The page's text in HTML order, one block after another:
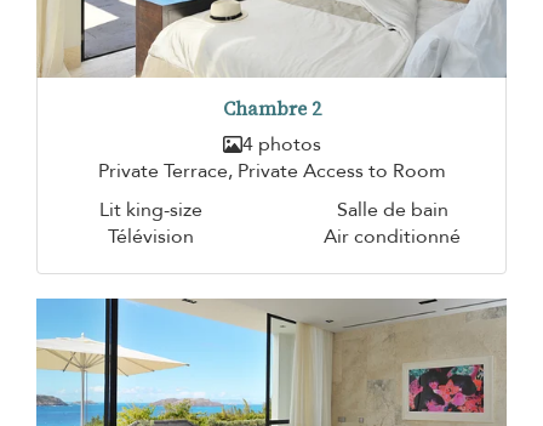
Chambre 2
4 photos
Private Terrace, Private Access to Room
Lit king-size
Salle de bain
Télévision
Air conditionné